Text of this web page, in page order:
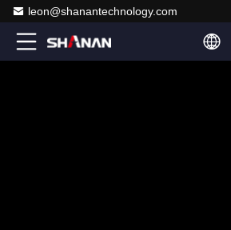
leon@shanantechnology.com